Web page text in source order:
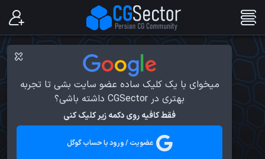
میخوای با یک کلیک ساده عضو سایت بشی تا تجربه
بهتری در CGSector داشته باشی؟
فقط کافیه روی دکمه زیر کلیک کنی
عضویت / ورود با حساب گوگل